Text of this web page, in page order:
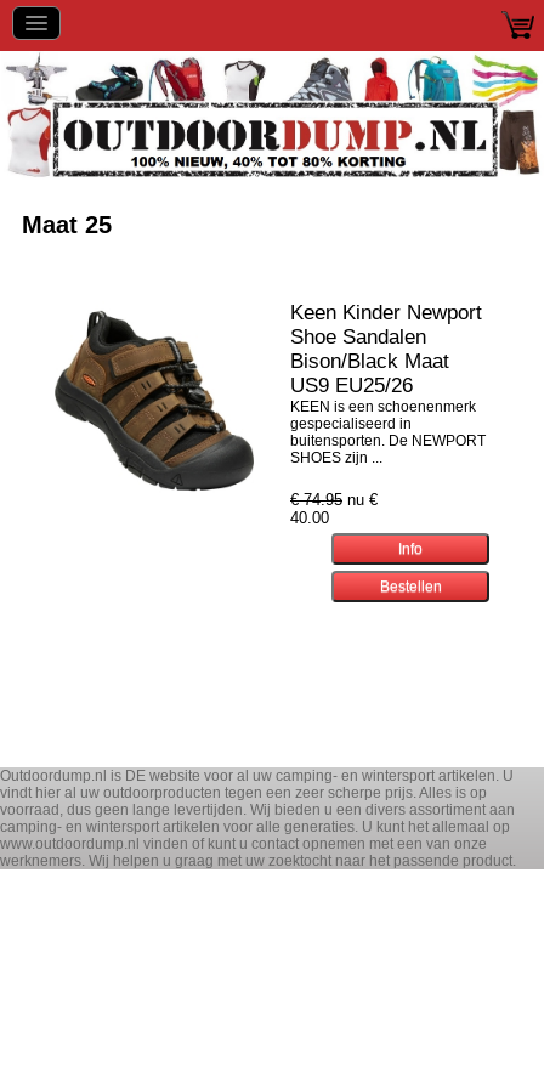
Maat 25
Keen Kinder Newport
Shoe Sandalen
Bison/Black Maat
US9 EU25/26
KEEN is een schoenenmerk
gespecialiseerd in
buitensporten. De NEWPORT
SHOES zijn ...
€ 74.95 nu €
40.00
Outdoordump.nl is DE website voor al uw camping- en wintersport artikelen. U
vindt hier al uw outdoorproducten tegen een zeer scherpe prijs. Alles is op
voorraad, dus geen lange levertijden. Wij bieden u een divers assortiment aan
camping- en wintersport artikelen voor alle generaties. U kunt het allemaal op
www.outdoordump.nl vinden of kunt u contact opnemen met een van onze
werknemers. Wij helpen u graag met uw zoektocht naar het passende product.